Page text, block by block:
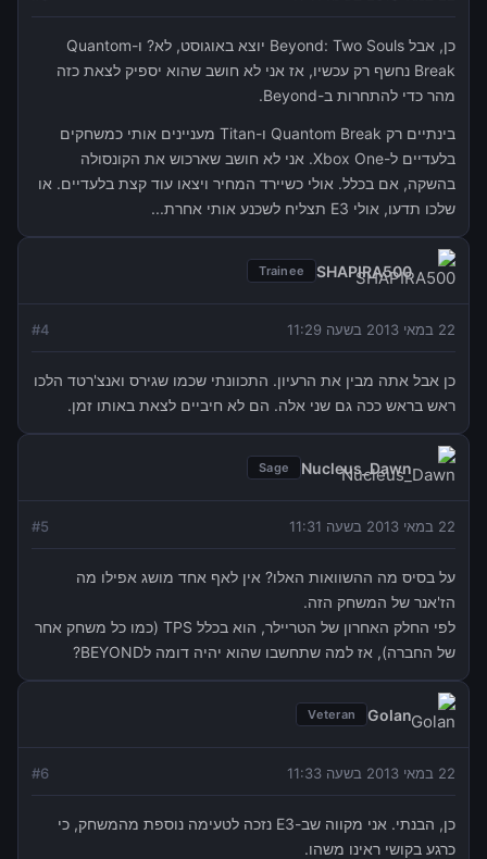
כן, אבל Beyond: Two Souls יוצא באוגוסט, לא? ו-Quantom
Break נחשף רק עכשיו, אז אני לא חושב שהוא יספיק לצאת כזה
מהר כדי להתחרות ב-Beyond.
בינתיים רק Quantom Break ו-Titan מעניינים אותי כמשחקים
בלעדיים ל-Xbox One. אני לא חושב שארכוש את הקונסולה
בהשקה, אם בכלל. אולי כשיירד המחיר ויצאו עוד קצת בלעדיים. או
שלכו תדעו, אולי E3 תצליח לשכנע אותי אחרת...
SHAPIRA500
Trainee
22 במאי 2013 בשעה 11:29 #4
כן אבל אתה מבין את הרעיון. התכוונתי שכמו שגירס ואנצ'רטד הלכו
ראש בראש ככה גם שני אלה. הם לא חיביים לצאת באותו זמן.
Nucleus_Dawn
Sage
22 במאי 2013 בשעה 11:31 #5
על בסיס מה ההשוואות האלו? אין לאף אחד מושג אפילו מה
הז'אנר של המשחק הזה.
לפי החלק האחרון של הטריילר, הוא בכלל TPS (כמו כל משחק אחר
של החברה), אז למה שתחשבו שהוא יהיה דומה לBEYOND?
Golan
Veteran
22 במאי 2013 בשעה 11:33 #6
כן, הבנתי. אני מקווה שב-E3 נזכה לטעימה נוספת מהמשחק, כי
כרגע בקושי ראינו משהו.